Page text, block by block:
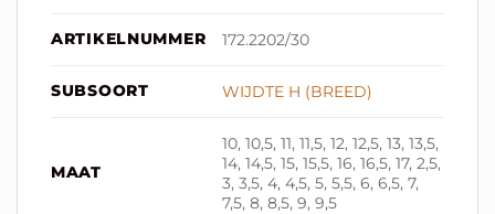
ARTIKELNUMMER 172.2202/30
SUBSOORT WIJDTE H (BREED)
MAAT
10, 10,5, 11, 11,5, 12, 12,5, 13, 13,5,
14, 14,5, 15, 15,5, 16, 16,5, 17, 2,5,
3, 3,5, 4, 4,5, 5, 5,5, 6, 6,5, 7,
7,5, 8, 8,5, 9, 9,5